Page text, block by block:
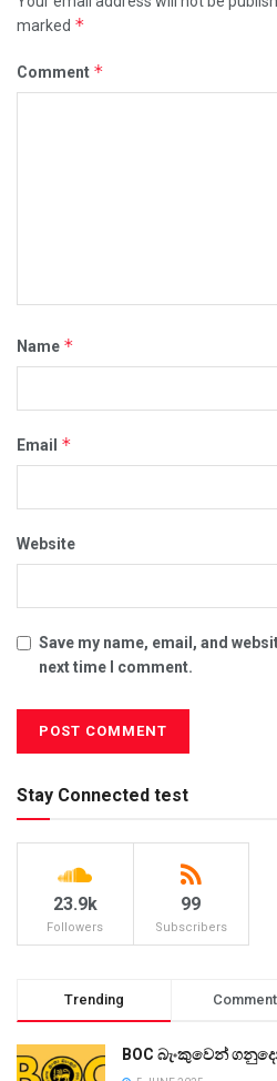
marked *
Comment *
Name *
Email *
Website
Save my name, email, and
next time I comment.
Stay Connected test
23.9k
Followers
99
Subscribers
Trending
BOC බැංකුවෙන්